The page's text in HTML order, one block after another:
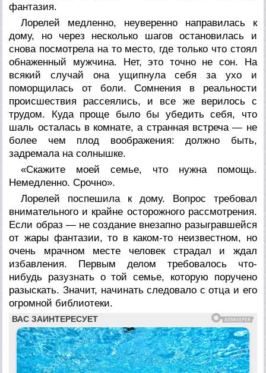
фантазия.
Лорелей медленно, неуверенно направилась к
дому, но через несколько шагов остановилась и
снова посмотрела на то место, где только что стоял
обнаженный мужчина. Нет, это точно не сон. На
всякий случай она ущипнула себя за ухо и
поморщилась от боли. Сомнения в реальности
происшествия рассеялись, и все же верилось с
трудом. Куда проще было бы убедить себя, что
шаль осталась в комнате, а странная встреча — не
более чем плод воображения: должно быть,
задремала на солнышке.
«Скажите моей семье, что нужна помощь.
Немедленно. Срочно».
Лорелей поспешила к дому. Вопрос требовал
внимательного и крайне осторожного рассмотрения.
Если образ — не создание внезапно разыгравшейся
от жары фантазии, то в каком-то неизвестном, но
очень мрачном месте человек страдал и ждал
избавления. Первым делом требовалось что-
нибудь разузнать о той семье, которую поручено
разыскать. Значит, начинать следовало с отца и его
огромной библиотеки.